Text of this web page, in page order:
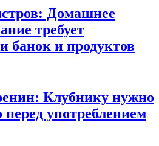
Домашнее
требует
банок и продуктов
Клубнику нужно
употреблением